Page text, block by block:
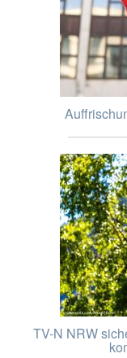
TV-N NRW